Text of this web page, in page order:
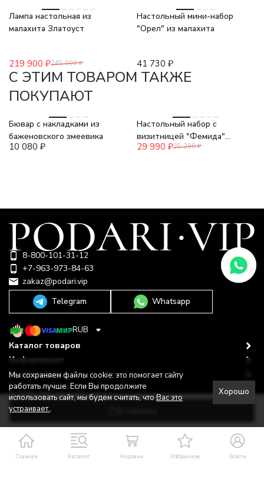
Лампа настольная из
малахита Златоуст
219 900 ₽245 000 ₽
Настольный мини-набор
"Орел" из малахита
41 730 ₽
C ЭТИМ ТОВАРОМ ТАКЖЕ
ПОКУПАЮТ
Бювар с накладками из
баженовского змеевика
10 080 ₽
Настольный набор с
визитницей "Фемида"
змеевик
29 990 ₽35 290 ₽
Главная Каталог Корзина Избранное Войти
8-800-101-31-12
+7-963-973-84-63
zakaz@podari.vip
Telegram
Whatsapp
RUB
Каталог товаров
Информация
Покупателю
Политика персональных данных
© 2009-2026 ООО "Подари"
Разработано в bodysite.ru
Мы сохраняем файлы cookie: это помогает сайту
работать лучше. Если Вы продолжите
использовать сайт, мы будем считать, что Вас это
устраивает..
Хорошо